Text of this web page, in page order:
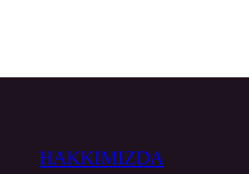
HAKKIMIZDA